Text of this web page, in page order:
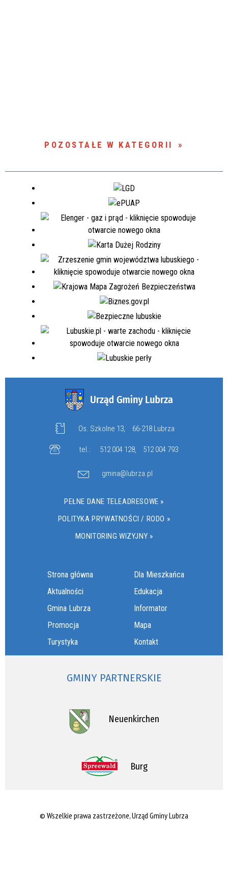
POZOSTAŁE W KATEGORII
Os. Szkolne 13, 66-218 Lubrza
tel.: 512 004 128, 512 004 793
gmina@lubrza.pl
PEŁNE DANE TELEADRESOWE »
POLITYKA PRYWATNOŚCI / RODO »
MONITORING WIZYJNY »
Strona główna
Aktualności
Gmina Lubrza
Promocja
Turystyka
Dla Mieszkańca
Edukacja
Informator
Mapa
Kontakt
GMINY PARTNERSKIE
Neuenkirchen
Burg
© Wszelkie prawa zastrzeżone, Urząd Gminy Lubrza